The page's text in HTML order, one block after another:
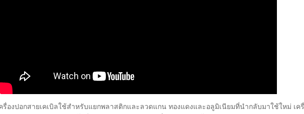
รื่องปอกสายเคเบิลใช้สำหรับแยกพลาสติกและลวดแกน ทองแดงและอลูมิเนียมที่นำกลับมาใช้ใหม่ เค